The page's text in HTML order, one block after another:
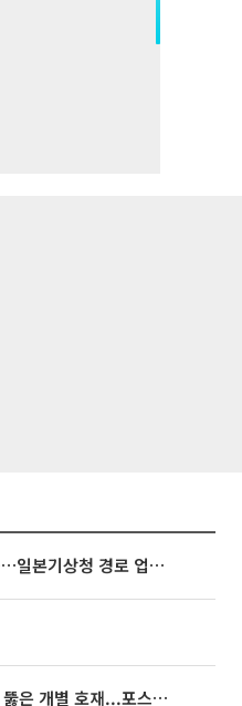
태풍 '돌핀' 오키나와 접근…일본기상청 경로 업데이트
[증시키워드] 반도체 충격 뚫은 개별 호재...포스코퓨처엠·에코프로·한화솔루션 '눈길'